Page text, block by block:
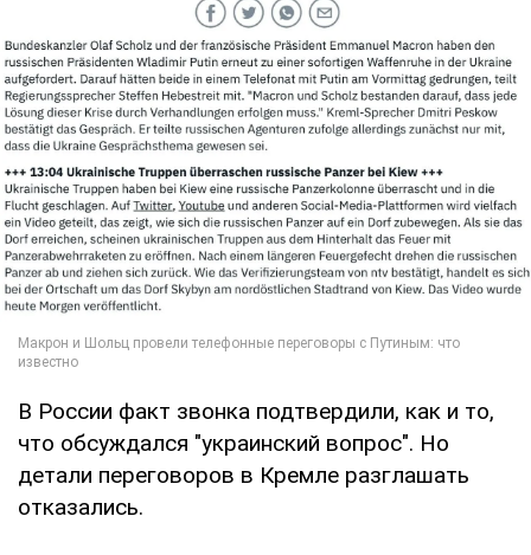
В России факт звонка подтвердили, как и то,
что обсуждался "украинский вопрос". Но
детали переговоров в Кремле разглашать
отказались.